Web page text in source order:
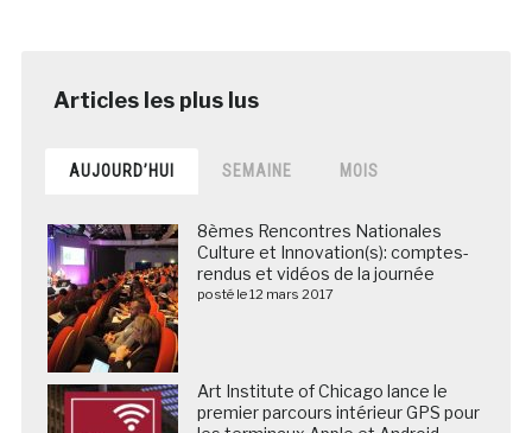
AUJOURD’HUI SEMAINE MOIS
8èmes Rencontres Nationales
Culture et Innovation(s): comptes-
rendus et vidéos de la journée
posté le 12 mars 2017
Art Institute of Chicago lance le
premier parcours intérieur GPS pour